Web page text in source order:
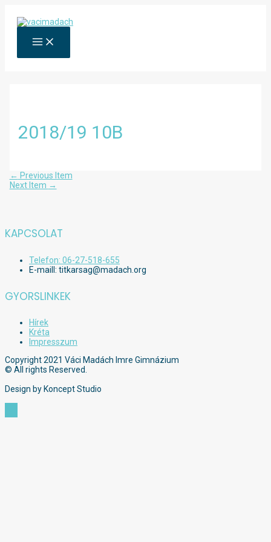
content
MAIN
MENU
2018/19 10B
Bejegyzés
navigáció
← Previous Item
Next Item →
KAPCSOLAT
Telefon: 06-27-518-655
E-maill: titkarsag@madach.org
GYORSLINKEK
Hírek
Kréta
Impresszum
Copyright 2021 Váci Madách Imre Gimnázium
© All rights Reserved.
Design by Koncept Studio